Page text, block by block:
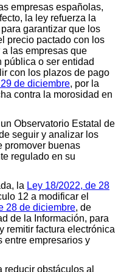
empresas españolas,
la ley refuerza la
garantizar que los
precio pactado con los
las empresas que
o ser entidad
con los plazos de pago
de diciembre, por la
contra la morosidad en
Observatorio Estatal de
seguir y analizar los
promover buenas
regulado en su
la Ley 18/2022, de 28
12 a modificar el
28 de diciembre, de
de la Información, para
remitir factura electrónica
entre empresarios y
reducir obstáculos al